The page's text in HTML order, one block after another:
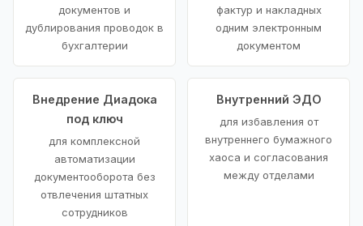
документов и
дублирования проводок в
бухгалтерии
фактур и накладных
одним электронным
документом
Внедрение Диадока
под ключ
для комплексной
автоматизации
документооборота без
отвлечения штатных
сотрудников
Внутренний ЭДО
для избавления от
внутреннего бумажного
хаоса и согласования
между отделами